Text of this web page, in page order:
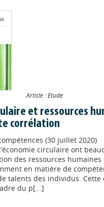
Article : Etude
et ressources
corrélation
(30 juillet 2020)
circulaire ont
des ressources humaines
en matière de
talents des individus. Cette
du p[...]